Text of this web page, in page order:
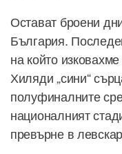
Остават броени
България.
на който
Хиляди „сини“
полуфиналните
националният
превърне в